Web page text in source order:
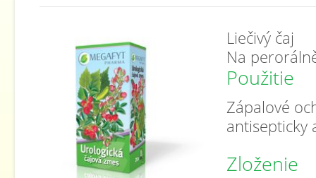
Liečivý čaj
Na
Použitie
Zápalové
antisepticky
Zloženie